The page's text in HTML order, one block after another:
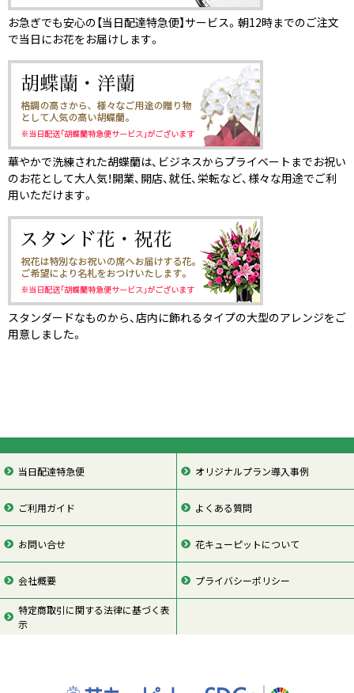
お急ぎでも安心の【当日配達特急便】サービス。朝12時までのご注文
で当日にお花をお届けします。
華やかで洗練された胡蝶蘭は、ビジネスからプライベートまでお祝い
のお花として大人気！開業、開店、就任、栄転など、様々な用途でご利
用いただけます。
スタンダードなものから、店内に飾れるタイプの大型のアレンジをご
用意しました。
当日配達特急便 オリジナルプラン導入事例
ご利用ガイド よくある質問
お問い合せ 花キューピットについて
会社概要 プライバシーポリシー
特定商取引に関する法律に基づく表
示